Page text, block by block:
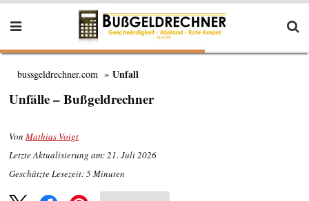
bussgeldrechner.com Unfall
Unfälle – Bußgeldrechner
Von Mathias Voigt
Letzte Aktualisierung am: 21. Juli 2026
Geschätzte Lesezeit:5Minuten